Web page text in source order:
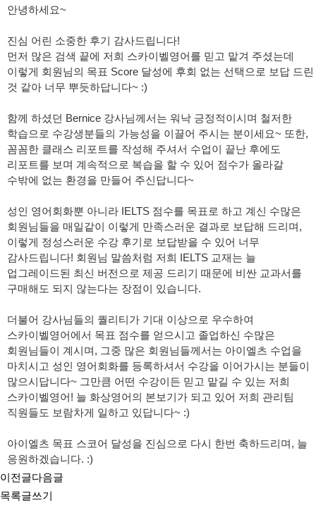
안녕하세요~
진심 어린 소중한 후기 감사드립니다!
먼저 많은 검색 끝에 저희 스카이벨영어를 믿고 맡겨 주셨는데
이렇게 회원님의 목표 Score 달성에 후회 없는 선택으로 보답 드린
것 같아 너무 뿌듯하답니다~ :)
함께 하셨던 Bernice 강사님께서는 워낙 긍정적이시며 철저한
학습으로 수강생분들의 가능성을 이끌어 주시는 분이세요~ 또한,
꼼꼼한 클래스 리포트를 작성해 주셔서 수업이 끝난 후에도
리포트를 보며 계속적으로 복습을 할 수 있어 점수가 올라갈
수밖에 없는 환경을 만들어 주신답니다~
성인 영어회화뿐 아니라 IELTS 점수를 목표로 하고 계신 수많은
회원님들을 매일같이 이렇게 만족스러운 결과로 보답해 드리며,
이렇게 정성스러운 수강 후기로 보답받을 수 있어 너무
감사드립니다! 회원님 말씀처럼 저희 IELTS 교재는 늘
업그레이드된 최신 버전으로 제공 드리기 때문에 비싼 교과서를
구매해도 되지 않는다는 장점이 있습니다.
더불어 강사님들의 퀄리티가 기대 이상으로 우수하여
스카이벨영어에서 목표 점수를 얻으시고 졸업하신 수많은
회원님들이 계시며, 그중 많은 회원님들께서는 아이엘츠 수업을
마치시고 성인 영어회화를 등록하셔서 수강을 이어가시는 분들이
많으시답니다~ 그만큼 어떤 수강이든 믿고 맡길 수 있는 저희
스카이벨영어! 늘 화상영어의 본보기가 되고 있어 저희 관리팀
직원들도 보람차게 일하고 있답니다~ :)
아이엘츠 목표 스코어 달성을 진심으로 다시 한번 축하드리며, 늘
응원하겠습니다. :)
이전글다음글
목록글쓰기